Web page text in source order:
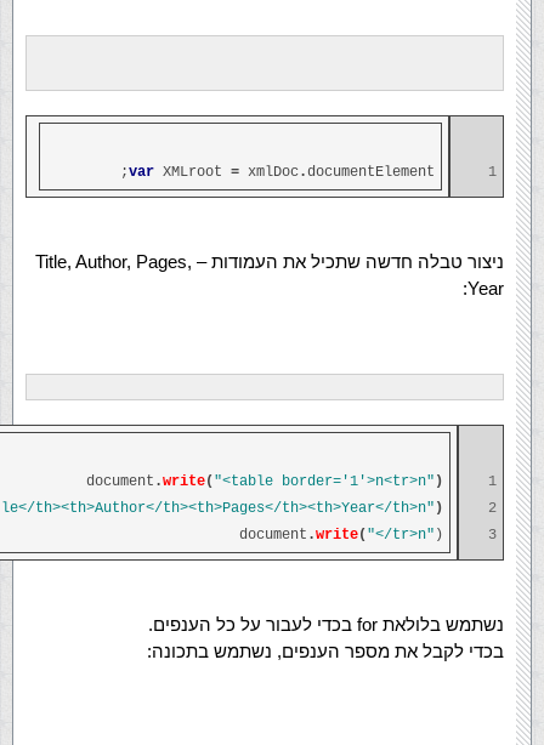
1
var XMLroot = xmlDoc.documentElement;
ניצור טבלה חדשה שתכיל את העמודות – Title, Author, Pages,
Year:
1
2
3
document .write( "<table border='1'>n<tr>n" )
th><th>Author</th><th>Pages</th><th>Year</th>n" )
document .write( "</tr>n" )
נשתמש בלולאת for בכדי לעבור על כל הענפים.
בכדי לקבל את מספר הענפים, נשתמש בתכונה: